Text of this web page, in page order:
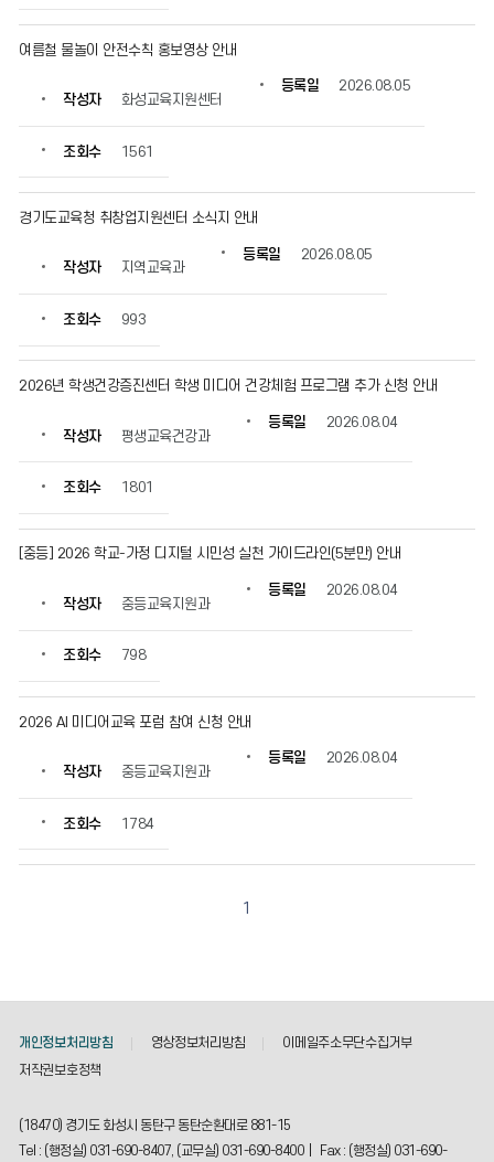
제
작
록
수
를
확
니
여름철 물놀이 안전수칙 홍보영상 안내
작성자 화성교육지원센터
등록일 2026.08.05
조회수 1561
경기도교육청 취창업지원센터 소식지 안내
작성자 지역교육과
등록일 2026.08.05
조회수 993
2026년 학생건강증진센터 학생 미디어 건강체험 프로그램 추가 신청 안내
작성자 평생교육건강과
등록일 2026.08.04
조회수 1801
[중등] 2026 학교-가정 디지털 시민성 실천 가이드라인(5분만) 안내
작성자 중등교육지원과
등록일 2026.08.04
조회수 798
2026 AI 미디어교육 포럼 참여 신청 안내
작성자 중등교육지원과
등록일 2026.08.04
조회수 1784
1
개인정보처리방침 영상정보처리방침
이메일주소무단수집거부
저작권보호정책
(18470) 경기도 화성시 동탄구 동탄순환대로 881-15
Tel : (행정실) 031-690-8407, (교무실) 031-690-8400 | Fax : (행정실) 031-690-